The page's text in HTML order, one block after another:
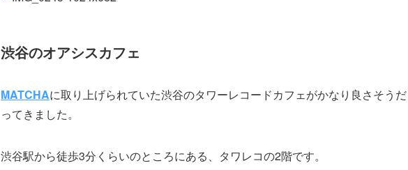
渋谷のオアシスカフェ
MATCHAに取り上げられていた渋谷のタワーレコードカフェがかなり良さそう
ってきました。
渋谷駅から徒歩3分くらいのところにある、タワレコの2階です。